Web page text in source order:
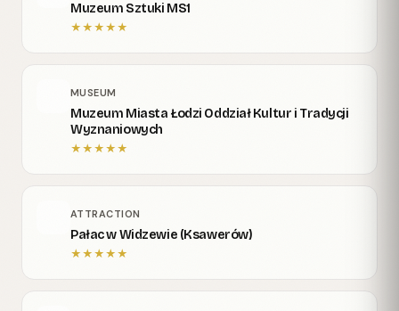
Muzeum Sztuki MS1
★★★★★
MUSEUM
Muzeum Miasta Łodzi Oddział Kultur i Tradycji
Wyznaniowych
★★★★★
ATTRACTION
Pałac w Widzewie (Ksawerów)
★★★★★